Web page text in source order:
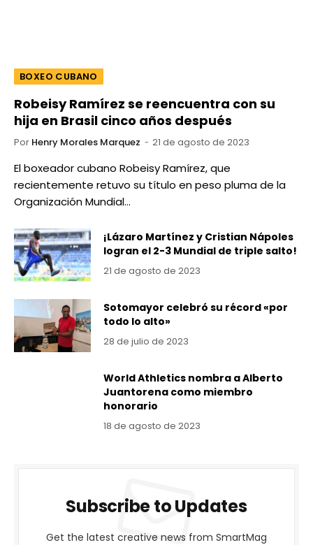
BOXEO CUBANO
Robeisy Ramírez se reencuentra con su
hija en Brasil cinco años después
Por Henry Morales Marquez 21 de agosto de 2023
El boxeador cubano Robeisy Ramírez, que
recientemente retuvo su título en peso pluma de la
Organización Mundial…
¡Lázaro Martínez y Cristian Nápoles
logran el 2-3 Mundial de triple salto!
21 de agosto de 2023
Sotomayor celebró su récord «por
todo lo alto»
28 de julio de 2023
World Athletics nombra a Alberto
Juantorena como miembro
honorario
18 de agosto de 2023
Subscribe to Updates
Get the latest creative news from SmartMag